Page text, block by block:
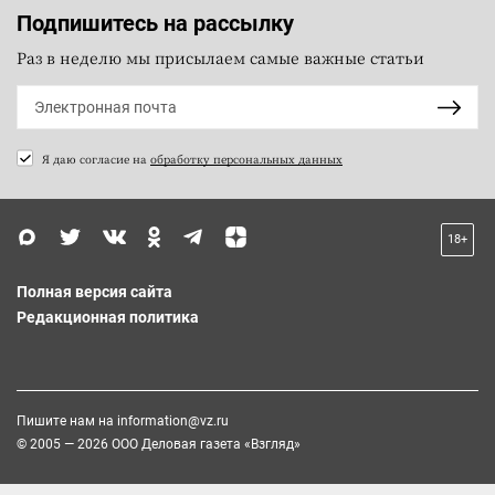
Подпишитесь на рассылку
Раз в неделю мы присылаем самые важные статьи
Я даю согласие на обработку персональных данных
18+
Полная версия сайта
Редакционная политика
Пишите нам на information@vz.ru
© 2005 — 2026 ООО Деловая газета «Взгляд»